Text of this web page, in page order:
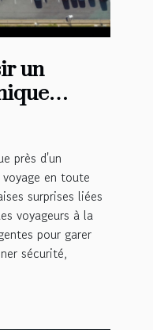
un
?
près d'un
en toute
surprises liées
voyageurs à la
pour garer
sécurité,